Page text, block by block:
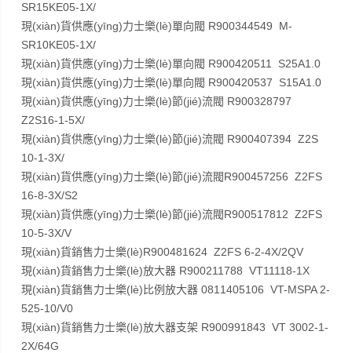
SR15KE05-1X/
現(xiàn)貨供應(yīng)力士樂(lè)單向閥 R900344549 M-
SR10KE05-1X/
現(xiàn)貨供應(yīng)力士樂(lè)單向閥 R900420511 S25A1.0
現(xiàn)貨供應(yīng)力士樂(lè)單向閥 R900420537 S15A1.0
現(xiàn)貨供應(yīng)力士樂(lè)節(jié)流閥 R900328797
Z2S16-1-5X/
現(xiàn)貨供應(yīng)力士樂(lè)節(jié)流閥 R900407394 Z2S
10-1-3X/
現(xiàn)貨供應(yīng)力士樂(lè)節(jié)流閥R900457256 Z2FS
16-8-3X/S2
現(xiàn)貨供應(yīng)力士樂(lè)節(jié)流閥R900517812 Z2FS
10-5-3X/V
現(xiàn)貨銷售力士樂(lè)R900481624 Z2FS 6-2-4X/2QV
現(xiàn)貨銷售力士樂(lè)放大器 R900211788 VT11118-1X
現(xiàn)貨銷售力士樂(lè)比例放大器 0811405106 VT-MSPA 2-
525-10/V0
現(xiàn)貨銷售力士樂(lè)放大器支架 R900991843 VT 3002-1-
2X/64G